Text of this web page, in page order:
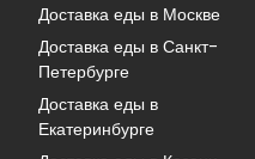
Доставка еды в Москве
Доставка еды в Санкт-
Петербурге
Доставка еды в
Екатеринбурге